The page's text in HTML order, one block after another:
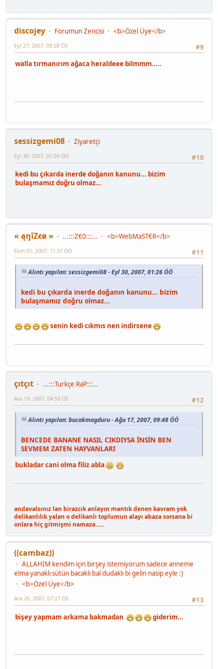
discojey Forumun Zencisi
<b>Özel Üye</b>
#9
Eyl 27, 2007, 09:28 ÖS
walla tırmanırım ağaca heraldeee bilmmm.....
sessizgemi08
Ziyaretçi
#10
Eyl 30, 2007, 01:26 ÖÖ
kedi bu çıkarda inerde doğanın kanunu... bizim
bulaşmamız doğru olmaz...
« ąŋîZєø » ...:::Z€0:::...
<b>WebMaST€R</b>
#11
Ekm 01, 2007, 11:37 ÖÖ
Alıntı yapılan: sessizgemi08 - Eyl 30, 2007, 01:26 ÖÖ
kedi bu çıkarda inerde doğanın kanunu... bizim
bulaşmamız doğru olmaz...
senin kedi cıkmıs nen indirsene
çıtçıt
...:::Turkçe RaP:::...
#12
Ara 19, 2007, 04:59 ÖS
Alıntı yapılan: bucakmagduru - Ağu 17, 2007, 09:48 ÖÖ
BENCEDE BANANE NASIL CIKDIYSA İNSİN BEN
SEVMEM ZATEN HAYVANLARI
bukladar cani olma filiz abla
andavalsınız lan birazcık anlayın mantık denen kavram yok
delikanlılık yalan o delikanlı toplumun alayı abaza sorsana bi
onlara hiç gitmişmi namaza......
((cambaz))
ALLAHIM kendim için birşey istemiyorum sadece anneme
elma yanaklı sütün bacaklı bal dudaklı bi gelin nasip eyle :)
<b>Özel Üye</b>
#13
Ara 20, 2007, 07:27 ÖS
bişey yapmam arkama bakmadan giderim...